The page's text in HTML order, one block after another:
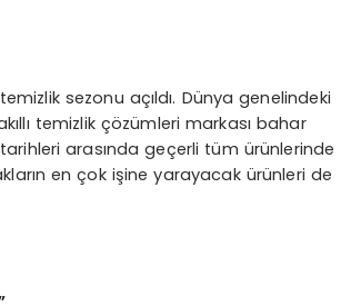
sezonu açıldı. Dünya genelindeki
temizlik çözümleri markası bahar
arasında geçerli tüm ürünlerinde
en çok işine yarayacak ürünleri de